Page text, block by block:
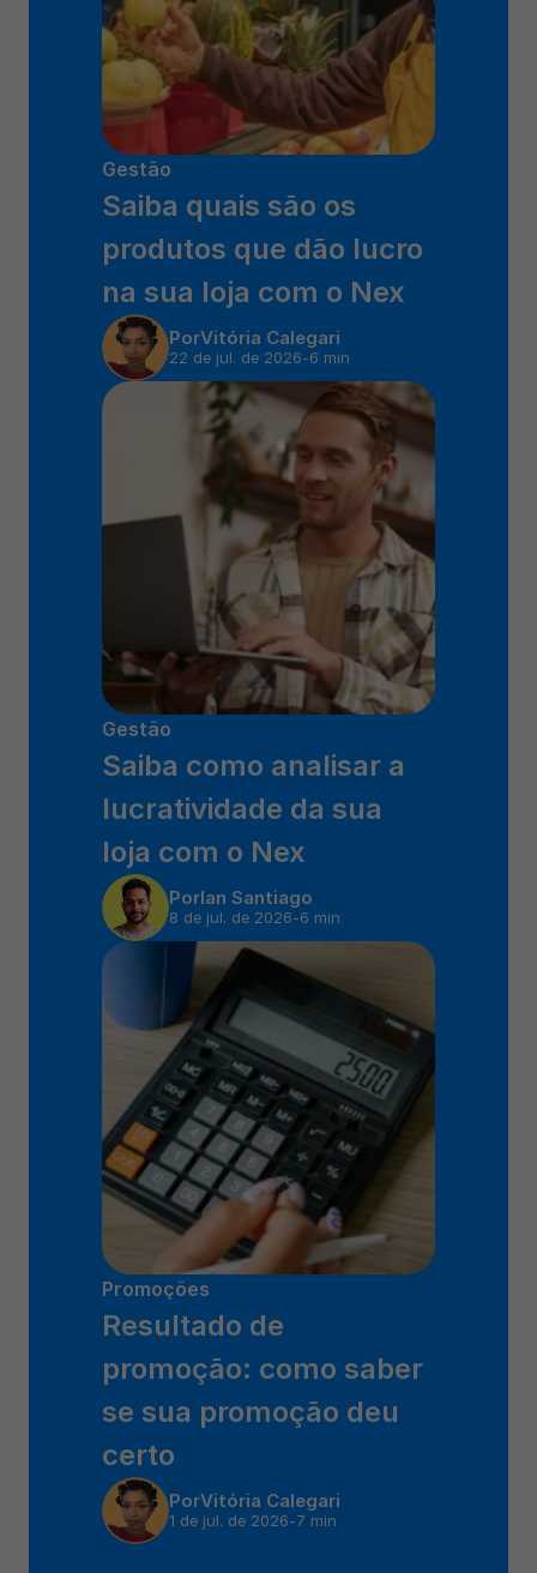
Gestão
Saiba quais são os
produtos que dão lucro
na sua loja com o Nex
PorVitória Calegari
22 de jul. de 2026-6 min
Gestão
Saiba como analisar a
lucratividade da sua
loja com o Nex
PorIan Santiago
8 de jul. de 2026-6 min
Promoções
Resultado de
promoção: como saber
se sua promoção deu
certo
PorVitória Calegari
1 de jul. de 2026-7 min